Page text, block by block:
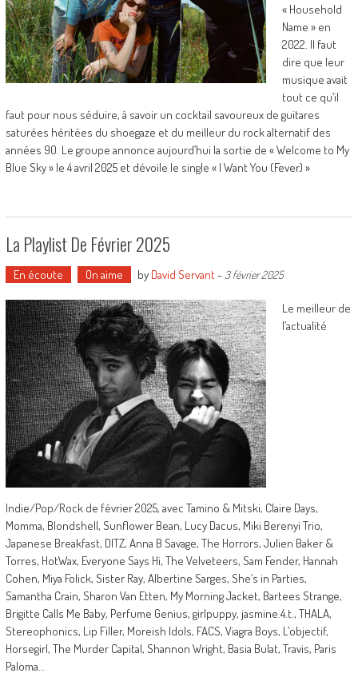
« Household
Name » en
2022. Il faut
dire que leur
musique avait
tout ce qu’il
faut pour nous séduire, à savoir un cocktail savoureux de guitares
saturées héritées du shoegaze et du meilleur du rock alternatif des
années 90. Le groupe annonce aujourd’hui la sortie de « Welcome to My
Blue Sky » le 4 avril 2025 et dévoile le single « I Want You (Fever) »
La Playlist De Février 2025
En écoute On aime by David Servant- 3 février 2025
Le meilleur de
l’actualité
Indie/Pop/Rock de février 2025, avec Tamino & Mitski, Claire Days,
Momma, Blondshell, Sunflower Bean, Lucy Dacus, Miki Berenyi Trio,
Japanese Breakfast, DITZ, Anna B Savage, The Horrors, Julien Baker &
Torres, HotWax, Everyone Says Hi, The Velveteers, Sam Fender, Hannah
Cohen, Miya Folick, Sister Ray, Albertine Sarges, She’s in Parties,
Samantha Crain, Sharon Van Etten, My Morning Jacket, Bartees Strange,
Brigitte Calls Me Baby, Perfume Genius, girlpuppy, jasmine.4.t., THALA,
Stereophonics, Lip Filler, Moreish Idols, FACS, Viagra Boys, L’objectif,
Horsegirl, The Murder Capital, Shannon Wright, Basia Bulat, Travis, Paris
Paloma…